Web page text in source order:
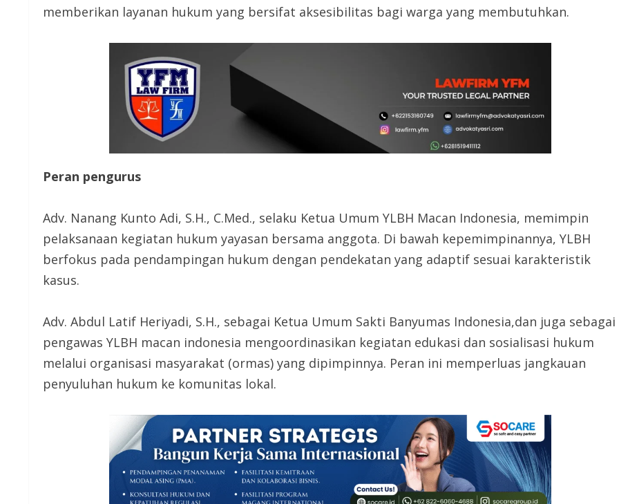
memberikan layanan hukum yang bersifat aksesibilitas bagi warga yang membutuhkan.
Peran pengurus
Adv. Nanang Kunto Adi, S.H., C.Med., selaku Ketua Umum YLBH Macan Indonesia, memimpin
pelaksanaan kegiatan hukum yayasan bersama anggota. Di bawah kepemimpinannya, YLBH
berfokus pada pendampingan hukum dengan pendekatan yang adaptif sesuai karakteristik
kasus.
Adv. Abdul Latif Heriyadi, S.H., sebagai Ketua Umum Sakti Banyumas Indonesia,dan juga sebagai
pengawas YLBH macan indonesia mengoordinasikan kegiatan edukasi dan sosialisasi hukum
melalui organisasi masyarakat (ormas) yang dipimpinnya. Peran ini memperluas jangkauan
penyuluhan hukum ke komunitas lokal.